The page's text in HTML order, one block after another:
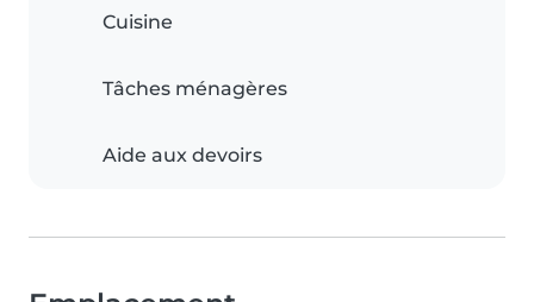
Cuisine
Tâches ménagères
Aide aux devoirs